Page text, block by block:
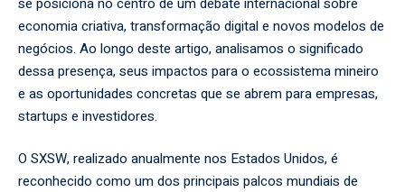
economia criativa, transformação digital e novos modelos de
negócios. Ao longo deste artigo, analisamos o significado
dessa presença, seus impactos para o ecossistema mineiro
e as oportunidades concretas que se abrem para empresas,
startups e investidores.
O SXSW, realizado anualmente nos Estados Unidos, é
reconhecido como um dos principais palcos mundiais de